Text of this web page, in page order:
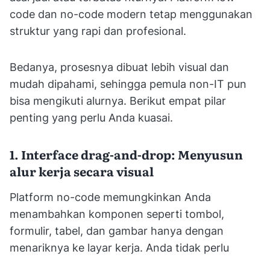
code dan no-code modern tetap menggunakan
struktur yang rapi dan profesional.
Bedanya, prosesnya dibuat lebih visual dan
mudah dipahami, sehingga pemula non-IT pun
bisa mengikuti alurnya. Berikut empat pilar
penting yang perlu Anda kuasai.
1. Interface drag-and-drop: Menyusun
alur kerja secara visual
Platform no-code memungkinkan Anda
menambahkan komponen seperti tombol,
formulir, tabel, dan gambar hanya dengan
menariknya ke layar kerja. Anda tidak perlu